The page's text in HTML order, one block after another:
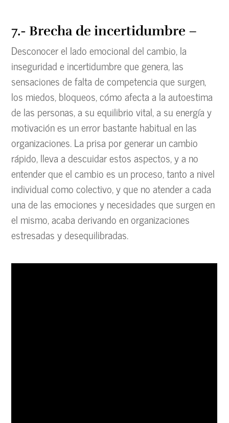
7.- Brecha de incertidumbre –
Desconocer el lado emocional del cambio, la
inseguridad e incertidumbre que genera, las
sensaciones de falta de competencia que surgen,
los miedos, bloqueos, cómo afecta a la autoestima
de las personas, a su equilibrio vital, a su energía y
motivación es un error bastante habitual en las
organizaciones. La prisa por generar un cambio
rápido, lleva a descuidar estos aspectos, y a no
entender que el cambio es un proceso, tanto a nivel
individual como colectivo, y que no atender a cada
una de las emociones y necesidades que surgen en
el mismo, acaba derivando en organizaciones
estresadas y desequilibradas.